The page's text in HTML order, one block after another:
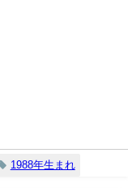
1988年生まれ